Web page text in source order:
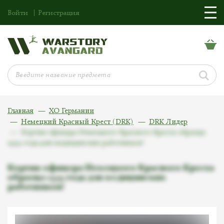
Войти Регистрация
Главная
ХО Германии
Немецкий Красный Крест (DRK)
DRK Лидер
Кортик офицера Немецкого Красного Креста
образца 1939 года для медицинских
работников!